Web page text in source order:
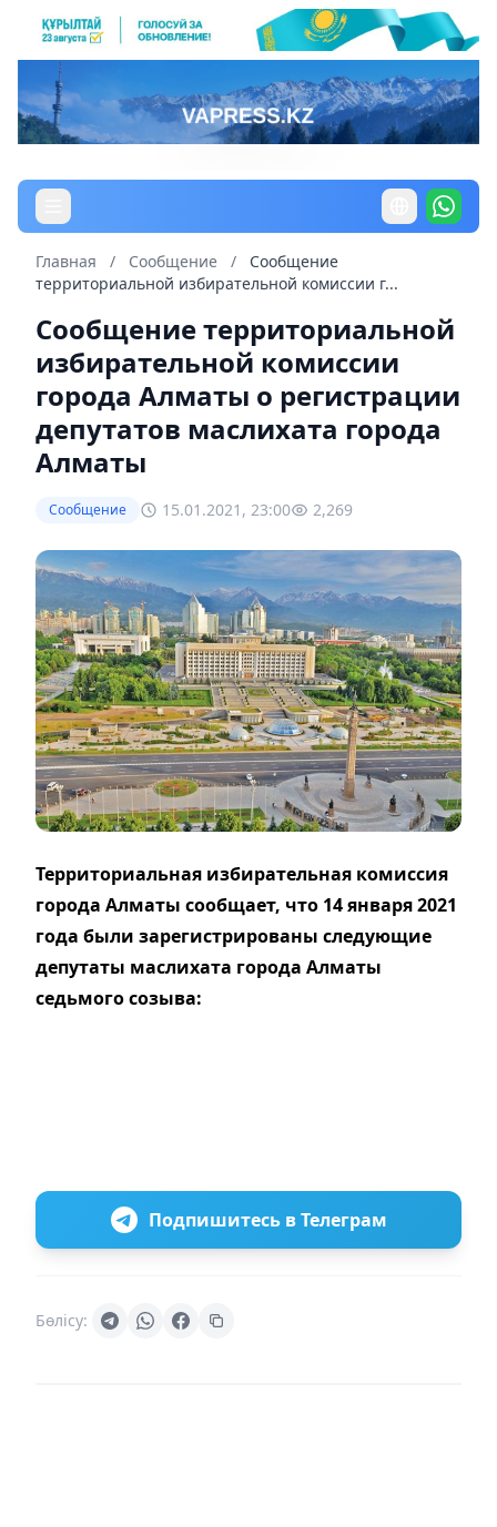
Главная / Сообщение /
Сообщение
территориальной избирательной комиссии г...
Сообщение территориальной
избирательной комиссии
города Алматы о регистрации
депутатов маслихата города
Алматы
Сообщение 15.01.2021, 23:00 2,269
Территориальная избирательная комиссия
города Алматы сообщает, что 14 января 2021
года были зарегистрированы следующие
депутаты маслихата города Алматы
седьмого созыва:
Подпишитесь в Телеграм
Бөлісу: